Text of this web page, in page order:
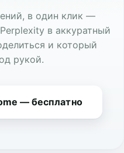
в один клик —
в аккуратный
и который
рукой.
— бесплатно